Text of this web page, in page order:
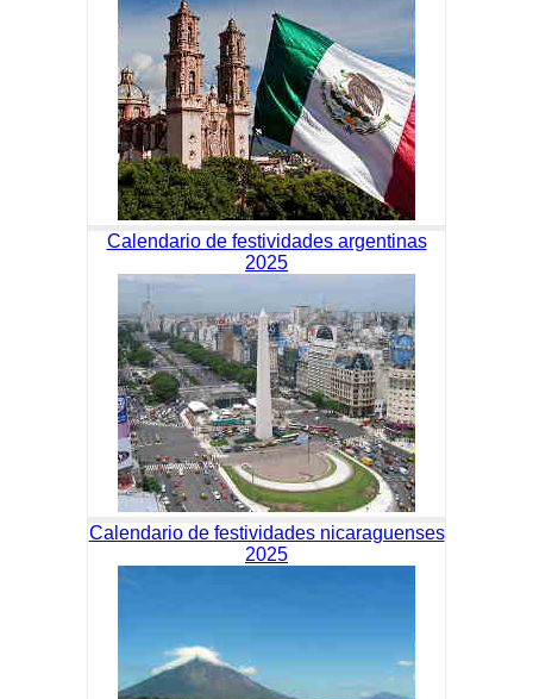
Calendario de festividades argentinas
2025
Calendario de festividades nicaraguenses
2025